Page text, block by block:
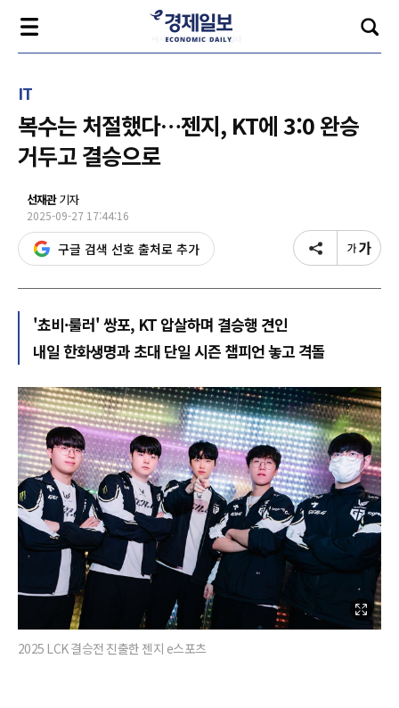
IT
복수는 처절했다…젠지, KT에 3:0 완승
거두고 결승으로
선재관기자
2025-09-27 17:44:16
구글 검색 선호 출처로 추가
'쵸비·룰러' 쌍포, KT 압살하며 결승행 견인
내일 한화생명과 초대 단일 시즌 챔피언 놓고 격돌
2025 LCK 결승전 진출한 젠지 e스포츠